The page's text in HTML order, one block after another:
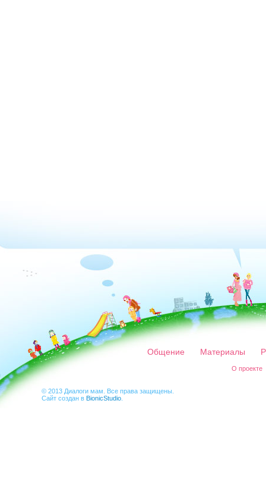
Общение Материалы
О проекте
© 2013 Диалоги мам. Все права защищены.
Сайт создан в BionicStudio